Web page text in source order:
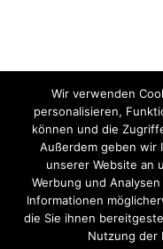
Wir verwenden
personalisieren,
können und die
Außerdem geben wir
unserer Website an
Werbung und
Informationen
die Sie ihnen
Nutzung der